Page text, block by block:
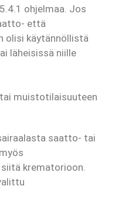
ohjelmaa. Jos
että
olisi käytännöllistä
läheisissä niille
muistotilaisuuteen
saatto- tai
krematorioon.